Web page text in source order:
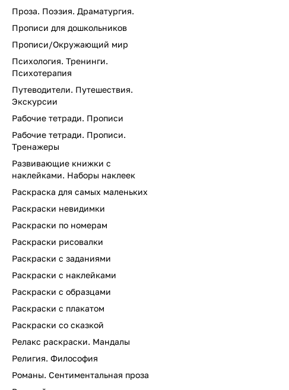
Проза. Поэзия. Драматургия.
Прописи для дошкольников
Прописи/Окружающий мир
Психология. Тренинги.
Психотерапия
Путеводители. Путешествия.
Экскурсии
Рабочие тетради. Прописи
Рабочие тетради. Прописи.
Тренажеры
Развивающие книжки с
наклейками. Наборы наклеек
Раскраска для самых маленьких
Раскраски невидимки
Раскраски по номерам
Раскраски рисовалки
Раскраски с заданиями
Раскраски с наклейками
Раскраски с образцами
Раскраски с плакатом
Раскраски со сказкой
Релакс раскраски. Мандалы
Религия. Философия
Романы. Сентиментальная проза